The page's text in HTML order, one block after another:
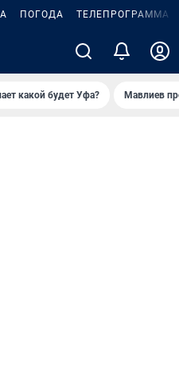
ПОГОДА ТЕЛЕПРОГРАММА
какой будет Уфа? Мавлиев